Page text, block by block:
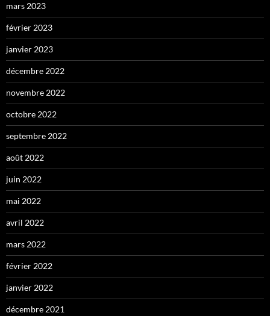
mars 2023
février 2023
janvier 2023
décembre 2022
novembre 2022
octobre 2022
septembre 2022
août 2022
juin 2022
mai 2022
avril 2022
mars 2022
février 2022
janvier 2022
décembre 2021